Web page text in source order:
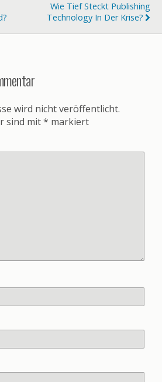
Wie Tief Steckt Publishing
Technology In Der Krise?
wird nicht veröffentlicht.
sind mit* markiert